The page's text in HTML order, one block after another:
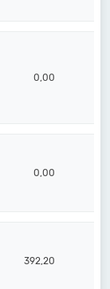
0,00
0,00
392,20